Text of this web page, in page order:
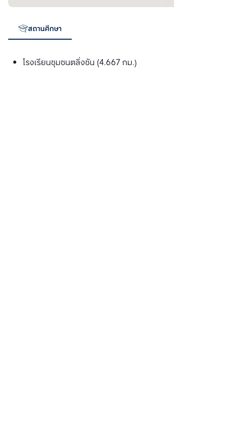
สถานศึกษา
โรงเรียนชุมชนตลิ่งชัน (4.667 กม.)